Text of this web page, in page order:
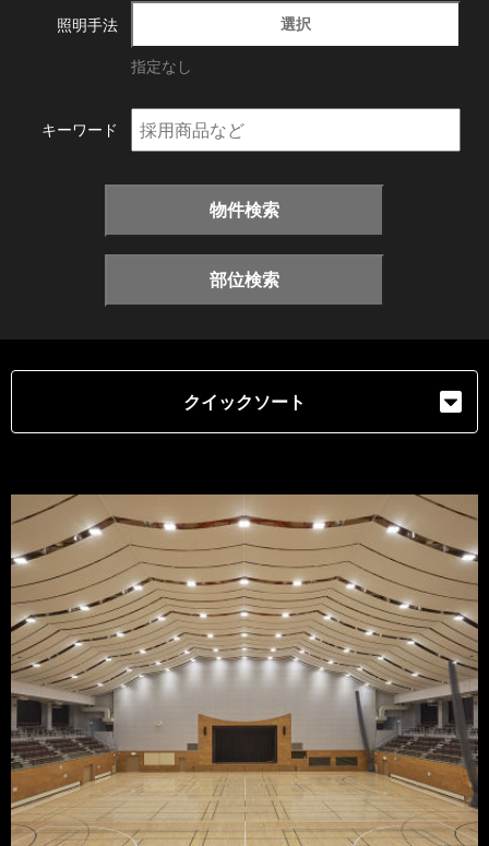
照明手法 選択
指定なし
キーワード
物件検索
部位検索
クイックソート